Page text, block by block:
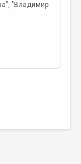
"Владимир